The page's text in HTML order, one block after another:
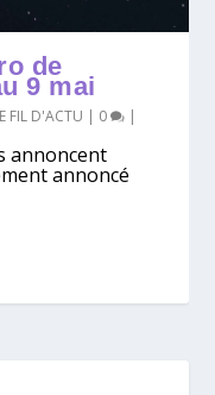
de
9 mai
FIL D'ACTU | 0 |
annoncent
annoncé